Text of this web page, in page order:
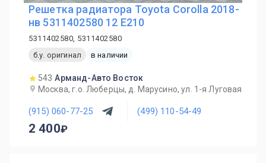
Решетка радиатора Toyota Corolla 2018-
нв 5311402580 12 E210
5311402580, 5311402580
б.у. оригинал
в наличии
543 Арманд-Авто Восток
Москва, г.о. Люберцы, д. Марусино, ул. 1-я Луговая
(915) 060-77-25 (499) 110-54-49
2 400